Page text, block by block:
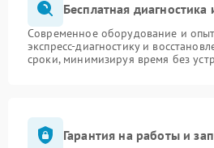
Бесплатная
Современное оборудование и
экспресс-диагностику и
сроки, минимизируя время без
Гарантия на работы и